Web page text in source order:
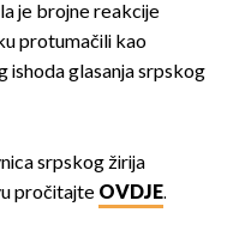
je brojne reakcije
protumačili kao
ishoda glasanja srpskog
srpskog žirija
pročitajte OVDJE.